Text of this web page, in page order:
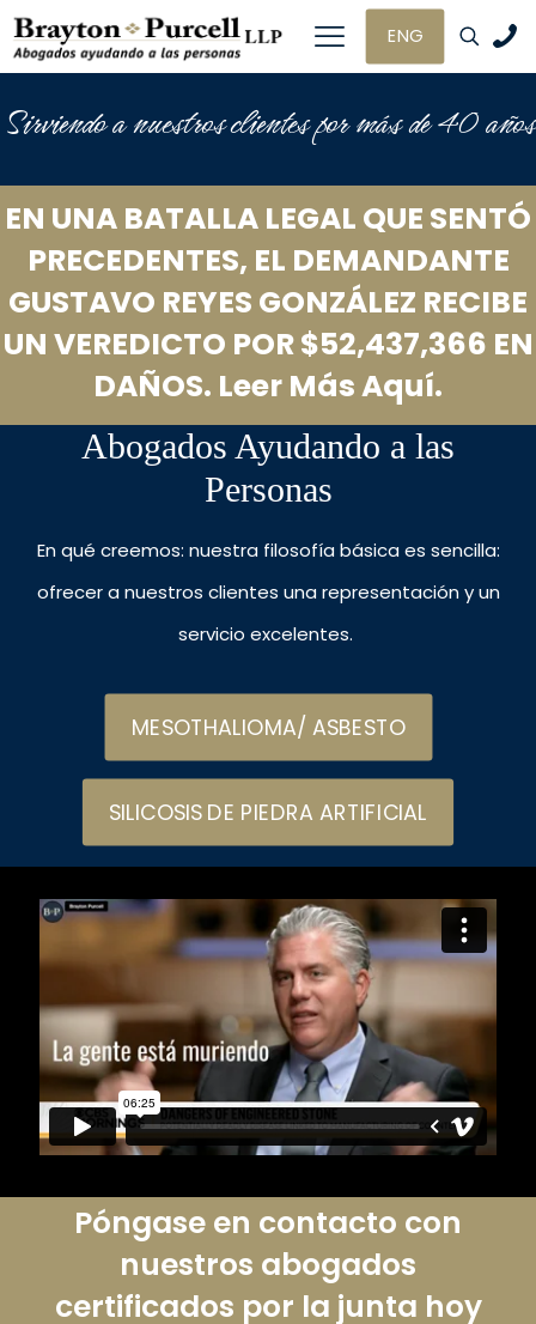
ENG
Sirviendo a nuestros clientes por más de 40 años
EN UNA BATALLA LEGAL QUE SENTÓ
PRECEDENTES, EL DEMANDANTE
GUSTAVO REYES GONZÁLEZ RECIBE
UN VEREDICTO POR $52,437,366 EN
DAÑOS. Leer Más Aquí.
Abogados Ayudando a las
Personas
En qué creemos: nuestra filosofía básica es sencilla:
ofrecer a nuestros clientes una representación y un
servicio excelentes.
MESOTHALIOMA/ ASBESTO
SILICOSIS DE PIEDRA ARTIFICIAL
Póngase en contacto con
nuestros abogados
certificados por la junta hoy